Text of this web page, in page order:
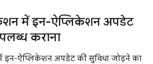
में इन-ऐप्लिकेशन अपडेट
कराना
ऐप्लिकेशन अपडेट की सुविधा जोड़ने का